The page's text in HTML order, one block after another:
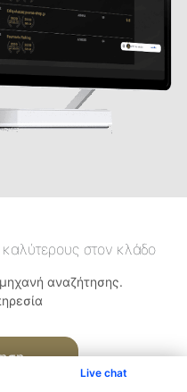
Live chat
στον κλάδο
αναζήτησης.